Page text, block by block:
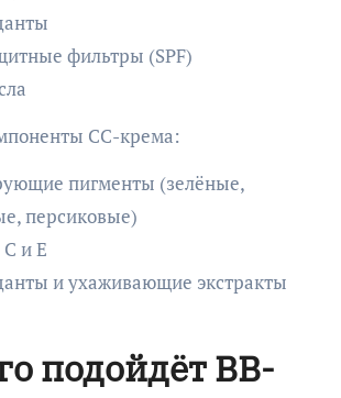
фильтры (SPF)
CC-крема:
пигменты (зелёные,
персиковые)
и E
и ухаживающие экстракты
подойдёт BB-